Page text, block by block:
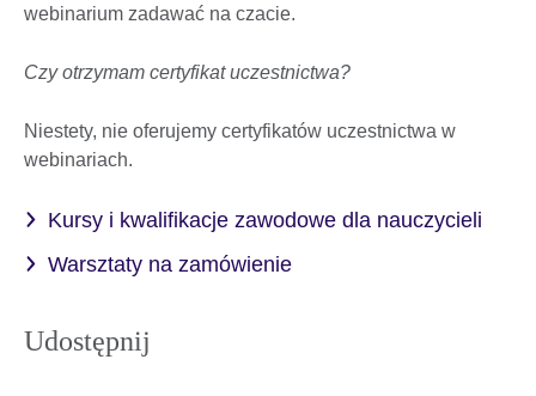
webinarium zadawać na czacie.
Czy otrzymam certyfikat uczestnictwa?
Niestety, nie oferujemy certyfikatów uczestnictwa w
webinariach.
Kursy i kwalifikacje zawodowe dla nauczycieli
Warsztaty na zamówienie
Udostępnij